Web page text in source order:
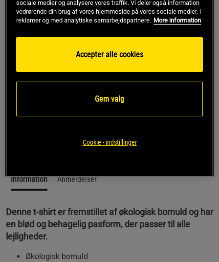
S
Gratis fragt over 349 kr Gratis retur 14 dages fortrydelsesret
8721122844946
Leon T-Shirt fra Gorilla Wear kombinerer stilfuldt design
Information Anmeldelser
Denne t-shirt er fremstillet af økologisk bomuld og har
en blød og behagelig pasform, der passer til alle
lejligheder.
Økologisk bomuld
sociale medier og analysere vores traffik. Vi deler også information
vedrørende din brug af vores hjemmeside på vores sociale medier, i
reklamer og med analytiske samarbejdspartnere. More information
Accepter alle cookies
Gem valg
Cookie - indstillinger